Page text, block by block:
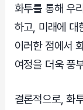
화투를 통해 우
하고, 미래에 대
이러한 점에서
여정을 더욱 풍
결론적으로, 화